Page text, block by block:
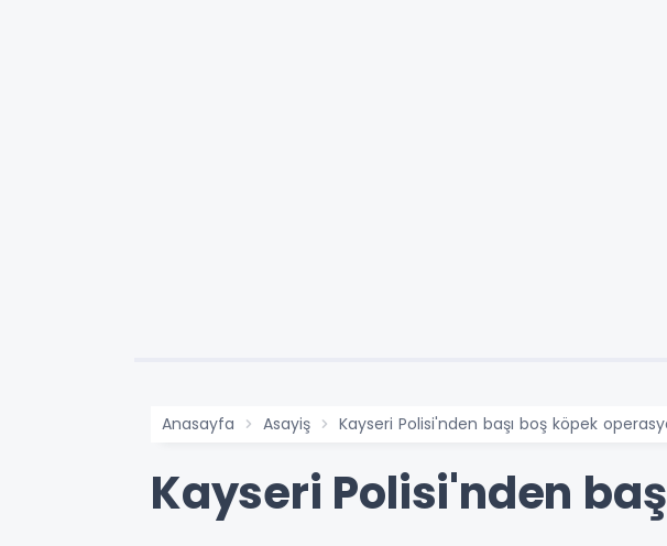
Anasayfa Asayiş Kayseri Polisi'nden başı boş köpek
Kayseri Polisi'nden